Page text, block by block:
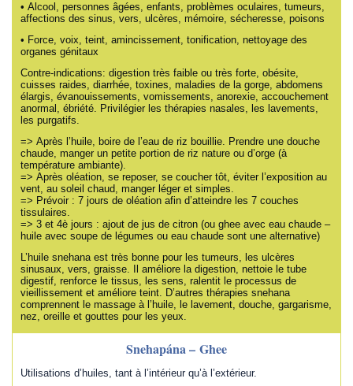
• Alcool, personnes âgées, enfants, problèmes oculaires, tumeurs,
affections des sinus, vers, ulcères, mémoire, sécheresse, poisons
• Force, voix, teint, amincissement, tonification, nettoyage des
organes génitaux
Contre-indications: digestion très faible ou très forte, obésite,
cuisses raides, diarrhée, toxines, maladies de la gorge, abdomens
élargis, évanouissements, vomissements, anorexie, accouchement
anormal, ébriété. Privilégier les thérapies nasales, les lavements,
les purgatifs.
=> Après l’huile, boire de l’eau de riz bouillie. Prendre une douche
chaude, manger un petite portion de riz nature ou d’orge (à
température ambiante).
=> Après oléation, se reposer, se coucher tôt, éviter l’exposition au
vent, au soleil chaud, manger léger et simples.
=> Prévoir : 7 jours de oléation afin d’atteindre les 7 couches
tissulaires.
=> 3 et 4è jours : ajout de jus de citron (ou ghee avec eau chaude –
huile avec soupe de légumes ou eau chaude sont une alternative)
L’huile snehana est très bonne pour les tumeurs, les ulcères
sinusaux, vers, graisse. Il améliore la digestion, nettoie le tube
digestif, renforce le tissus, les sens, ralentit le processus de
vieillissement et améliore teint. D’autres thérapies snehana
comprennent le massage à l’huile, le lavement, douche, gargarisme,
nez, oreille et gouttes pour les yeux.
Snehapána – Ghee
Utilisations d’huiles, tant à l’intérieur qu’à l’extérieur.